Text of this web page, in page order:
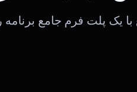
یک پلت فرم جامع